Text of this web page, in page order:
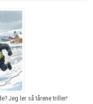
Jeg ler så tårene triller!